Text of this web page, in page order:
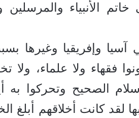
الأنبياء والمرسلين
وإفريقيا وغيرها
فقهاء ولا علماء، ولا
الصحيح وتحركوا به
لقد كانت أخلاقهم